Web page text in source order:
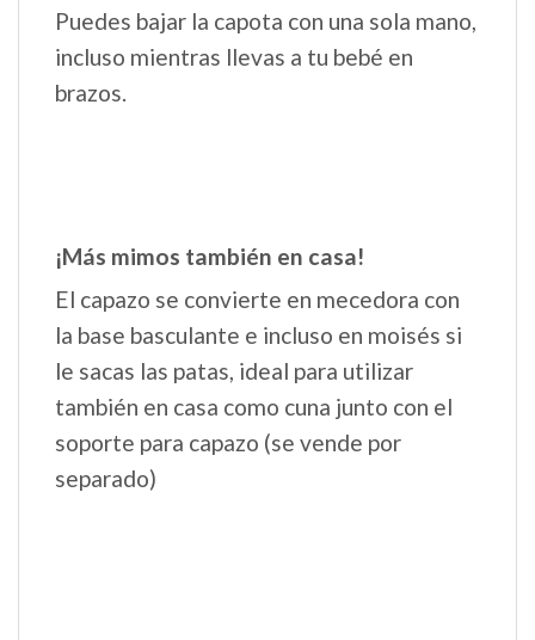
la base basculante e incluso en moisés si
le sacas las patas, ideal para utilizar
también en casa como cuna junto con el
Ruedas de primera calidad
Ruedas soft-ride con muelles traseros y
cojinetes de bolas para una conducción
ágil sobre cualquier terreno. Puedes
ajustar las ruedas delanteras a fijas o